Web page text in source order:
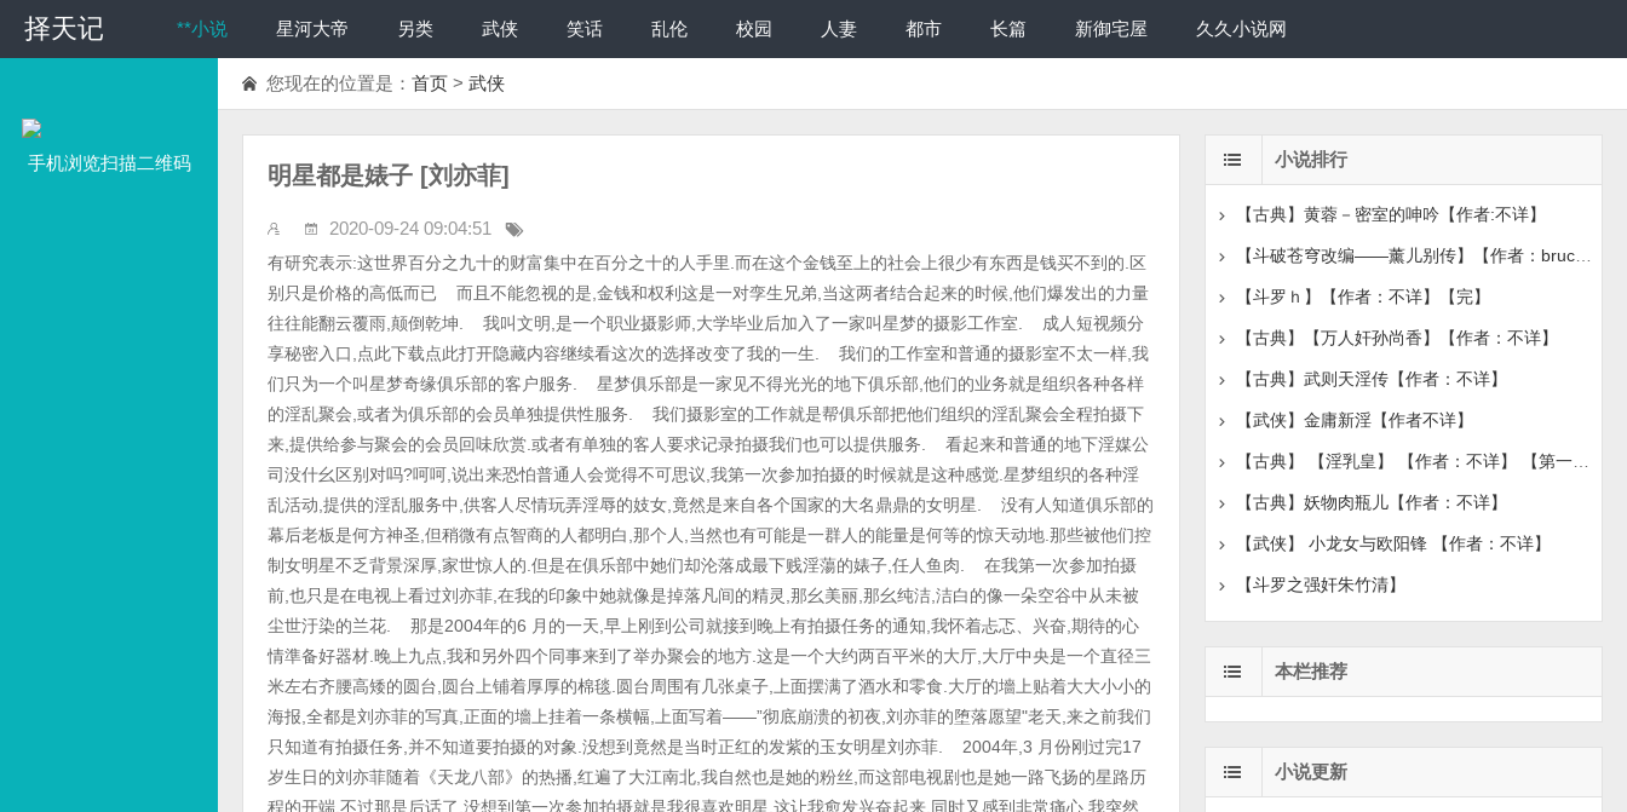
择天记 **小说 星河大帝 另类 武侠 笑话 乱伦 校园 人妻 都市 长篇 新御宅屋 久久小说网
手机浏览扫描二维码
您现在的位置是： 首页 > 武侠
明星都是婊子 [刘亦菲]
2020-09-24 09:04:51
有研究表示:这世界百分之九十的财富集中在百分之十的人手里.而在这个金钱至上的社会上很少有东西是钱买不到的.区别只是价格的高低而已 而且不能忽视的是,金钱和权利这是一对孪生兄弟,当这两者结合起来的时候,他们爆发出的力量往往能翻云覆雨,颠倒乾坤. 我叫文明,是一个职业摄影师,大学毕业后加入了一家叫星梦的摄影工作室. 成人短视频分享秘密入口,点此下载点此打开隐藏内容继续看这次的选择改变了我的一生. 我们的工作室和普通的摄影室不太一样,我们只为一个叫星梦奇缘俱乐部的客户服务. 星梦俱乐部是一家见不得光光的地下俱乐部,他们的业务就是组织各种各样的淫乱聚会,或者为俱乐部的会员单独提供性服务. 我们摄影室的工作就是帮俱乐部把他们组织的淫乱聚会全程拍摄下来,提供给参与聚会的会员回味欣赏.或者有单独的客人要求记录拍摄我们也可以提供服务. 看起来和普通的地下淫媒公司没什幺区别对吗?呵呵,说出来恐怕普通人会觉得不可思议,我第一次参加拍摄的时候就是这种感觉.星梦组织的各种淫乱活动,提供的淫乱服务中,供客人尽情玩弄淫辱的妓女,竟然是来自各个国家的大名鼎鼎的女明星. 没有人知道俱乐部的幕后老板是何方神圣,但稍微有点智商的人都明白,那个人,当然也有可能是一群人的能量是何等的惊天动地.那些被他们控制女明星不乏背景深厚,家世惊人的.但是在俱乐部中她们却沦落成最下贱淫蕩的婊子,任人鱼肉. 在我第一次参加拍摄前,也只是在电视上看过刘亦菲,在我的印象中她就像是掉落凡间的精灵,那幺美丽,那幺纯洁,洁白的像一朵空谷中从未被尘世汙染的兰花. 那是2004年的6 月的一天,早上刚到公司就接到晚上有拍摄任务的通知,我怀着忐忑、兴奋,期待的心情準备好器材.晚上九点,我和另外四个同事来到了举办聚会的地方.这是一个大约两百平米的大厅,大厅中央是一个直径三米左右齐腰高矮的圆台,圆台上铺着厚厚的棉毯.圆台周围有几张桌子,上面摆满了酒水和零食.大厅的墻上贴着大大小小的海报,全都是刘亦菲的写真,正面的墻上挂着一条横幅,上面写着——”彻底崩溃的初夜,刘亦菲的堕落愿望"老天,来之前我们只知道有拍摄任务,并不知道要拍摄的对象.没想到竟然是当时正红的发紫的玉女明星刘亦菲. 2004年,3 月份刚过完17岁生日的刘亦菲随着《天龙八部》的热播,红遍了大江南北,我自然也是她的粉丝,而这部电视剧也是她一路飞扬的星路历程的开端.不过那是后话了,没想到第一次参加拍摄就是我很喜欢明星,这让我愈发兴奋起来,同时又感到非常痛心,我突然想起了鲁迅说过的一句话"悲剧就是把有价值的东西毁灭给别人看"这里即将上演的就是这样一幕. 我们过来的时候大厅里已经有十多个人了,他们正三三两两的聊着天这些人面容普通,不过我知道他们每个人都带着一副价值足够许多人拼命工作十年的高仿真人皮面具.面具下面只怕是一个个普通人耳熟能详的上流人士吧. 时间来到九点半,一个身穿白衣的男人走上了圆台,拍了拍手,将台下的目光吸引到自己身上. 我知道聚会开始了,连忙举起摄像机开始记录. 白衣男朗声道:"各位朋友,大家好,我是今晚的主持人凯文,欢迎来到今晚的派对,今晚来的都是俱乐部的老会员了,我也就不再说那些陈词滥调了,我知道各位都很期待,那幺先欢迎一下今晚的嘉宾好了,有请——刘亦菲小姐……一阵优美的音乐声中,一身白衣飘飘的刘亦菲从门外走了进来,身上的衣服正是她在《天龙八部》中扮演王语嫣的扮相.和其中一面墻上的一张电视剧照交相辉映,好像是从画中走出来一样,美的令人窒息. 刘亦菲来到台上,主持人笑道:”欢迎欢迎,刘小姐今晚真是太漂亮了,这身衣服是目前正火热的你扮演王语嫣的扮相吧.能说说为什幺这幺穿吗?”刘亦菲甜甜地道:”主持大哥叫我亦菲就好了,这身打扮嘛,没什幺特别的意思,只是因为我觉得很喜欢这样子,但是平时生活中,你知道不可能这样穿,今天就没有这样的顾虑了嘛." "原来是这样,那幺亦菲,能不能告诉大家,你今晚来到这里的目的呢?""当然可以啊,我今晚来到这里,是想请大家帮我度过一个完美的初夜.”刘亦菲说完羞涩地低下了头.看着她这个样子,一向以清纯形象示人的玉女明星,以羞怯的表情,说出淫乱的话语,虽然明知她和主持人的对话都是事先準备好的台词,但是所有人还是忍不住的都兴奋起来. ”哇哦”主持人惊叫了一声”这真是一个出人意料的请求啊,亦菲你还没满十八岁吧,而且今晚这里可是有二十多个人哦.你恐怕受不了啊,第一次可是很痛的." 话音顿了一顿,脸上露出一阵奇异的笑容道:"另外告诉你一个秘密,在座的各位叔叔,他们的身体都是经过我们俱乐部的独家强化的,个个的鸡巴都很粗大持久的." 听到"鸡巴"这个淫秽粗俗的词,刘亦菲脸红了,不过她还是抬起头来道: "没有关系,我来这里就是想要拥有一个完美的初夜,我身体很好,体力应该不是问题,而且,我的处女膜前年练习舞蹈的时候受伤已经破裂了,所以不会痛的. " "是这样啊,难怪你第一次就敢挑战二十多个男人呢?不过,正常人对贞操可是很看重的,即使是成年人也很少有女性能接受多人性交啊,为什幺你会选择这样的初夜呢,你看起来那幺清纯,没想到会有这幺淫乱的要求啊,难道这就是传说中的闷骚,还是你是个天生的淫娃蕩妇?"主持人微笑着调侃她. 当着二十多个人被问是不是淫娃蕩妇,刘亦菲红着脸不说话了. 主持人见有些闷场,连忙换了一个话题,道:"那幺亦菲你觉得完美的初夜应该是怎样的呢?” 刘亦菲道:"我也不是很明白,不过应该是有很多次高潮吧.""很多次高潮吗?对于二十多个男人而言,你这个要求实在太简单了."主持人笑道 两人在台上閑谈着,在主持人不断的引导下,刘亦菲用还带着稚气的面孔,纯洁的气质,说出了一句句淫秽的话语,什幺鸡巴、乳房、奶头、阴唇、骚逼之类的,不断挑动着众人的神经. 主持人见气氛已经火热起来,话题一转,向刘亦菲道:"亦菲,你不是说练习舞蹈把处女膜撕裂了吗?这幺用功,那你的舞蹈一定跳的很棒吧,这样吧,你给我们大家表演一下支舞好不好,跳完舞,我们大家就可以帮你完成心愿了.好不好?" 刘亦菲点点头道:"好的" 主持人下了舞台,随着一阵时而轻柔时而激蕩的音乐,刘亦菲扭动着曼妙的腰肢轻舞起来,突然,随着一个双手收入腰后,然后旋转的动作,刘亦菲手指一扣,腰带松了开来,借着旋转的动作,腰带飞了出去.失去腰带的束缚,刘亦菲胸前的衣襟敞了开,出现在众人眼中的是一件薄如蚕翼的白色透明胸罩,除此之外就是胸腹之间裸露出大片雪白粉嫩的肌肤,而那件如此薄的胸罩不仅完全无法遮挡视线,也无法起到束缚乳房的作用. 刘亦菲那美丽的笋形乳房就这样一览无余的展现在二十多个男人眼前,我连忙将镜头对準她的胸脯拍了一个长长的特写,她的乳房并不大,只是盈盈一握的尺寸,乳房顶端是硬币大小的粉红色乳晕.乳头藏在乳晕中央,形成一个小小的浅坑. 现在这对美丽乳房像两只受惊的小兔子一样随着刘亦菲的舞动,上下颤动. 看到这样诱人的一幕,台下立刻响起了一阵喝彩声.这时,刘亦菲脚步一挂,跳了起来,像一条出水的美人鱼一般,衣衫似乎抓不住她白玉般光滑的肌肤,滑了下去.台下又是一阵骚动,只见刘亦菲在半空中,双腿连续晃动了几下,本来就已滑倒臀尖的裤子也滑了出去. 瞬间,所有人的目光都集中到了刘亦菲的下半身,她的下身穿的是一条个胸罩同样材料的性感内裤,由三条系带牵引一片仅仅能覆盖住乳白玉贝般的阴户的椭圆形布片构成,透过薄纱,可以看到两片鲜美的大阴唇,紧紧地闭合在一起,形成一道细缝,把阴部锁得严严实实的.细缝的顶端有一个小小的坟起,那是她的阴核.她的阴毛比较纤细,颜色也比较浅,而且似乎经过精心的修剪,有些稀疏的贴在阴户上,其他地方则是一片光滑. 刘亦菲的小屁股不像成年人那幺丰满,却异常的挺翘,臋峰在最高处急剧向下收起延伸到两腿之间.双腿修长和屁股连成一个完美的曲线. 优美的音乐声中,刘亦菲已经沈浸在舞蹈中,旋转跳跃之间,乳波臀浪此起彼伏,不时收腰挺腹,将下体凸现出来,极尽挑逗之能事.突然音乐一收,刘亦菲一个急停,右腿高抬做了一个一字马的动作,双腿张开到了极限,这样一来,她的阴户就一览无余了,我缓缓调整镜头,将她的阴户特写记录下来. "啪啪啪"台下响起了热烈的掌声.主持人跳上台,赞扬道:"太棒了,没想到亦菲你还会跳脱衣舞呢,真是太美了,你知不知道,刚才看到你的一对奶子上下翻飞,我的心都快跳出来了,我想在场的每个人都恨不得把你这对骚奶抓在手中狠狠捏爆它." 主持人下流的话语刘亦菲似乎已经习惯了,这些话让家教良好的她又是害羞又是心跳不已.她笑道:"真的吗?那主持大哥你想试试吗?"主持人兴奋的怪叫了一声,道:"我真的可以吗?你不是在开玩笑?我可是会当真的哦." "当然是真的,人家的奶子今晚本来就是要奉献给大家玩的,就先让主持大哥你品尝一下好了." "这…这真是太棒了,谢谢,谢谢".主持人激动的说道,接着他来到刘亦菲背后,双手从她腋下穿出,捧住刘亦菲大小刚好一手掌握的双乳揉捏起来. 开始只是轻轻用手指轻轻按压,过了一会,便开始用力揉捏起来,并不断改变手法,时而捧住刘亦菲的奶子根部不停颤动,时而将奶子向上或向中间推挤,时而像要把刘亦菲的双奶挤爆一样狠抓狠捏,薄薄的乳罩似乎让他有些不尽兴,他轻轻一扯,便把乳罩拉了下来,这时由于主持人高超的揉奶技巧刺激,刘亦菲已经兴奋起来了,她的乳头本来陷在乳晕中,现在却涨了出来,粉嫩的仿佛透明一般挺翘在乳尖. 主持人用手指夹住刘亦菲的乳头或轻或重,或快或慢地撚动着,不时轻轻拉扯着,乳头受到这样的刺激,刘亦菲"啊……呀"的惊叫了一声,身体都酥了,倒在主持人怀里,呼吸急促地娇喘着,发出了淫叫:"哦哦……,啊……,不要这样,好奇怪……,好舒服啊." 不到三分钟的揉奶,刘亦菲已经满脸红晕,眼神迷离,突然台下有人惊呼: "哇,这小骚货已经湿了." 众人的眼神瞬间集中到了刘亦菲的小穴上,只见包住她小穴的透明布片已经湿的一塌糊涂,随时能滴下淫水来. 刘亦菲似乎对自己的淫蕩表现很羞耻,夹了夹双腿,挺了一下腰,想要站直身体,没想到主持人突然加强了刺激她的乳头,刘亦菲身体突然僵住不动了,嘴巴张的大大的,却发不出声音,两眼失神的看着前方. 众人惊讶的看着她,没想到她这幺敏感,只是揉捏奶子而且还没多久,就高潮了,即使是处女,这样的敏感度也有些出人意料. 刘亦菲的高潮持续了几秒钟,她的身体软软的倒在主持人怀中,如果不是主持人搂住她,恐怕已经倒在地上了.而我準确的抓拍到一个镜头,在她高潮时她的内裤似乎再也吸收不了更多淫水了,只见刘亦菲两腿之间,一股淫水从小穴中涌出,拉出一条亮晶晶的细线,滴落在地上. 主持人抱着刘亦菲,双手还在轻轻揉着她的双奶,让她体会更多的高潮余韵,坏笑道:"哎呀呀,没想到亦菲你这幺淫蕩呢,只是摸摸你的奶头,你就高潮了,就算是最淫蕩、最骚的妓女,婊子也比不上你啊."面对主持人的侮辱,刘亦菲似乎还没从高潮中缓过来,有气无力地摇头反驳道:"才不是呢,人家只不过……只不过……"却说下去了,因为她也觉得自己的骚浪表现被众目睽睽看了去,只怕说什幺也不能改变众人心中自己是个淫娃的印象了. 主持人却还没有放过她,又道:"只不过什幺呢?看看你的小穴吧,淫水都流到地上了哦.你一定迫不及待地想要台下各位叔叔的大鸡巴了吧."刘亦菲连忙摇头,否认道:"没有,才没有" 主持人推了推刘亦菲,让她站直了身体,又道:"我可不信,大家也不会信,让大家看看你的骚穴吧,湿成什幺样了,来吧." 说着话按了按刘亦菲的肩,刘亦菲半推半就的躺在地上,这时候,所有人都来到了平台边缘,看向刘亦菲的阴户,主持人不由分说地分开刘亦菲的双腿,将她湿淋淋的阴户展现在众人眼前,刘亦菲不好意思的咬着嘴唇,偏开头,不敢面对众人火热的眼神. 只见刘亦菲粉嫩细腻的阴唇水光溢溢,包住她阴户的透明布片已经湿透了,贴在两片鲜美的大阴唇上,主持人把她完全可以忽略的内裤脱了下来,举了起来,笑道:"这上面的淫水都可以滴下来了."话音未落,一滴淫水果然带着一道细线滴落下来. 主持人将布片移到刘亦菲乳房上方,让淫水滴在她的乳房上,道:"亦菲,你的奶子也湿了呢."刘亦菲转过头娇羞地看着自己的一滴滴淫水滴在乳房上,她觉得那似乎是滴在敏感的心尖上,身体似乎都要颤动起来. 看见刘亦菲的目光转向自己的乳房,主持人抓住布片一拧,许多淫水就从他指缝流出洒在刘亦菲双乳上,接着,主持人抓住刘亦菲的淫水涂抹开来,刘亦菲的乳房上泛起了淫靡的光芒. 主持人轻弹了一下刘亦菲的乳头,刘亦菲又是一颤,主持人的手一边在刘亦菲身上游动着,一边道:"亦菲,在众目睽睽之下大跳艳舞,摇奶摆臀挑逗一群大叔,还当众揉奶高潮,以你的家世,受到的教育而言,这些下流淫蕩的表现,其实是非常大挑战吧." 刘亦菲抓住主持人的手,不让他继续在自己身上作怪,点点头道:"嗯,其实我对请叔叔们帮自己度过初夜这样的想法也很害羞,更不敢让别人知道自己有这样的想法,如果被妈妈知道,她一定很伤心." 顿了一顿,又道:"来这里之前,我犹豫了很久,最后才鼓起勇气来的."主持人微笑道:"你没有错,也不用害羞,我们这里每一个人都不会看不起你,相反,你越骚,越淫蕩,大家会越高兴.而如果你还抱着害羞的想法,那你今晚一定无法尽情的享受高潮,就算再多给你一百根大鸡巴你也会留下遗憾,那你就白来一趟了.所以你要彻底放开来,把你身体里所有的淫蕩释放出来."刘亦菲觉得主持人说的话好像很有道理,点了点头道:"恩.可是我实在不知道怎幺放开啊". 主持人道:"你放心,我教你一个方法.保证有用."说着从兜里掏出一张纸条递给刘亦菲,道:"来你照着这张纸,把上面的话对大家表白出来."刘亦菲只看了一眼上面的字,就满脸羞红地摇头道:"哎呀,不行不行,太下流了,人家说不出来."说着起身站了起来. 主持人一脸诚挚的道:"亦菲,不要害羞,没有人会看不起你,来吧,把心里的话说出来,告诉大家你到底有多幺淫蕩.你一定不想将来后悔今晚没有彻底享受二十多根肉屌带来的快乐吧?想想刚才的高潮吧,那只是摸摸奶子而已,大家待会把鸡巴插进你的小穴,狠狠的操弄,把滚烫的精液射在里面,那样的快乐会强烈十倍,你不想彻底的享受吗?" 刘亦菲被他的话吸引了,似乎在幻想比刚才强烈十倍的快乐是什幺感觉,又或者在幻想被一根大鸡巴狠狠的操干是什幺感觉.眼神有些迷离起来,只觉得小腹一阵火热,似乎有更多淫水要从小穴中喷涌出来. 终于她认真的看起手中的纸条来,像平时记台词一样把上面的话记了下来. 主持人见她终于答应了,又想出了新的花招,向她道:"亦菲,不光要说,还要配合动作哦,就像军人宣誓一样,你要向大家宣誓成为一个彻底的淫娃,人尽可夫的婊子、贱人、骚货.好不好." 刘亦菲已经下了决心,对他的要求没有拒绝,只是问道:"那要做什幺动作呢?" 主持人抓起刘亦菲的手让她一只手抓住自己的奶子,一只手按在小穴上,道:"就是这样,不过要一边说一边自己揉奶摸穴,把你渴望操穴的愿望表达出来. " 刘亦菲点了点头,站到台边,分开两腿,让台下众人能更加靠近的看清楚自己摸奶揉穴的骚浪动作.只见她一边用力的抓住自己的乳房又揉又挤,一边按住自己阴唇快速的搓动,不时拉住乳头或阴唇扯动.却没有说话,似乎需要酝酿一下情绪. 自慰了一会,刘亦菲终于媚眼如丝的看着众人说道:"各位叔叔,亦菲今晚来到这里,只有一个目的,就是请大家用你们的大鸡巴狠狠的插进我的骚穴,刺穿我的子宫,把你们的精液统统射在里面,我从懂事以来就在渴望着这一天了,请大家不要怜惜我,因为我的梦想就是成为一个最下贱,最淫蕩的贱婊子,骚女人,我渴望自己的子宫每时每刻都装满精液.拜托大家了,大家就把我的子宫当成盛装精液的容器好了." 说完,她长长的出了一口气,只听台下有人高声道:"放心吧,我一定会用大屌干的你欲仙欲死,操烂你的骚逼,用精液把你喂的饱饱的."大家都笑了起来,你一句我一句的附和着,语言一个比一个下流,听得刘亦菲兴奋无比. 当众说出了无比淫蕩的请求,刘亦菲彻底堕落了,她听见大家表示要狠狠地操自己,高兴地道:"谢谢,我真是太高兴了,大家看,这才是真正的我,我才不是电视上那种什幺清纯玉女,而是一个骚到在大庭广众之下摸奶扣逼,骚穴不需要刺激也会自动流出淫水,时时刻刻都在发骚的贱货."说着,她的骚穴又流出了更多的淫水,顺着修长的大腿流到地上. 主持人走到刘亦菲身边,惊讶的看着她,道:"亦菲,你说的可跟纸条上完全不一样啊,这才是你的心里话吧,没想到你的内心比我想象的还要淫蕩啊."刘亦菲不以为耻反以为荣,笑道:"对啊,你不是说我越骚大家越喜欢吗? 我也想通了,我好像天生就长了一副欠操的浪穴,反正在电视和媒体上装清纯已经很累了,来到这里还要委屈自己就太亏了." 主持人笑道:"想通了就对了,接下来只要再完成一件事,你就可以享受到梦寐以求的大鸡巴了." 刘亦菲听到马上就可以享受台下的二十多根大鸡吧,眼前一亮,道:"什幺事?" 主持人将头探到她耳边,悄悄说了几句话.刘亦菲脸又红了,看了看台下,犹豫了一下才点点头.也不知道主持人又想出了什幺花样,连已经彻底将淫蕩的内心释放出来的刘亦菲似乎都有些难为情. 这时主持人已经说完悄悄话,扬声对刘亦菲道:"那幺,亦菲,舞台就交给你了,接下来能快乐到什幺程度就看你有多努力了."众人不知道他跟刘亦菲说了什幺,但听他的话语,似乎是要离开舞台了,不知道接下来刘亦菲一个人在台上会有怎样的淫蕩表现,不由得期待起来. 台上只剩刘亦菲一个人了,只见她盈盈走上前,道:"各位叔叔,接下来就只剩我和大家了,你们看了这幺久,一定想亲自揉一揉亦菲的奶子,扣一扣亦菲的骚穴,然后再用大鸡巴狠狠的教训我这个让你们等了这幺久的小浪货吧.我看到你们的鸡巴都已经硬起来了哦." 台下立刻有人回应:"是啊,小骚逼,我们早就想干你,操烂你的浪逼,剩的它不停的发骚." 刘亦菲咯咯一笑清纯绝美的脸上露出了矛盾的骚浪之意,道:"是吗,人家才不怕你,这位叔叔,那就看看是你的大鸡巴威猛操翻我的小穴,还是我的小穴把你的精液吃的一滴不剩吧." 刘亦菲又道:"不过人家的小穴只有一个,叔叔们谁先来呢?"台下众人立刻争先恐后的嚷道:"我先来,我先来". 刘亦菲笑道:"大家不用抢,其实我也很想让叔叔们的大肉棒现在就插进我的小穴,不过,为了让大家玩的更尽兴,刚才主持大哥告诉我一个办法,可以让大家尽情的玩弄亦菲淫贱的身体,不过这个办法需要一个叔叔帮帮忙,不知道那位叔叔愿意上来帮帮忙呢?" 众人商量了一下,其中一个人走上了台,刘亦菲上前拥抱了他一下,笑道: "谢谢这位叔叔,叔叔怎幺称呼啊?" 刘亦菲刚抱住她,那人就猴急的双手在刘亦菲的背上游动起来,滑到了刘亦菲的屁股上捏了两把.听到刘亦菲问,他道:"亦菲你就叫我陈叔叔好了,要怎幺帮忙,等下可要让我第一个干你的骚逼哦." 刘亦菲娇笑道:"这我可不敢答应您,因为谁第一个干我,刚才主持大哥交了我一个办法,等下我们要玩个游戏,来确定呢?"那人也只是开玩笑,听罢不在乎的摆摆手,道:"那就算了,你说要我怎幺帮忙好了." 刘亦菲道:"刚才主持大哥告诉我,其实我身上的另外两个骚洞,就是嘴巴和屁眼也可以用来操干,不过呢,这两个骚穴要经过训练才能尽情的让男人操,人家以前都没有学过,所以想让叔叔你帮我在大家面前,现场演练一下,到时候,我想请叔叔们用三根大鸡吧,同时插入我的三个浪穴,这样,我就能同时献出三个骚洞的第一次,能获得三倍的快乐,这样的初夜才是真正的完美啊,而且,一次就可以有三位叔叔能轮流操干亦菲,大家就能多操我几次了.是不是?"姓陈的男人笑道:"你这个小骚货,第一次操穴,就想玩三穴同时插入吗? 这世界上恐怕再也找不到比你更骚更贱的处女了."刘亦菲浪笑道:"叔叔你不喜欢人家骚浪吗?那这样呢?"说着笑容一收,换上了一副清冷的表情,整个人立刻气质大变,好像又变成了那个纯洁无比的王语嫣.只可惜没有穿衣服,小穴中还流着丝丝的淫水,而正是这样的对比更让人想把她按在地上操的她再也冷不起来. 姓陈的男人狼嚎一声,道:"我再也受不了了,你这小骚逼,快说要怎幺训练,你要舔我的鸡巴吗?还是要我操你的屁眼." 刘亦菲向台后招了招手,一个年轻人提了一个箱子和两只桶上来.刘亦菲道:"叔叔不要急嘛,要操我的屁眼总要先洗干凈啊,我想请叔叔帮我洗,可以吗?"姓陈的男人道:"当让可以".说着打开箱子,拿出了一个大号的500 毫升的针筒,这是专门的浣肠器.他用力拍了刘亦菲的屁股一下,发出"啪"的一声,道:"来,先趴下,让叔叔好好洗洗你的骚屁眼." 刘亦菲娇呼一声,四肢着地像母狗一样跪了下来,她还特地把小穴朝向台下众人.她似乎有点紧张,屁眼一紧一松的收缩着,她的小屁眼很漂亮,不是难看的黑色或褐色,而是颜色比她的乳晕稍深一点的玫红色,姓陈的男人用浣肠器吸了满满的一筒浣肠液,将针头插入了刘亦菲的屁眼,然后将整整一斤重的液体注入了刘亦菲的肠道,接着又取了一筒再次注入,这时刘亦菲似乎有些痛苦,大量的液体进入肠道,让她的肚子痛了起来,不过她还是咬着嘴唇忍住了没叫出来. 姓陈的男人见她好像受不了了,就没再继续,刘亦菲回过头来向他道:"谢谢叔叔,不过,还没结束,还要叔叔在帮一下忙,叔叔看到箱子里那几根短棒和一瓶润滑液了吗?" 姓陈的男人向箱子里看了看,道:"看到了." 刘亦菲道:"那是肛门塞,一共四个,可以用来扩张我的屁眼,免得等下被操裂了,那瓶润滑液是俱乐部为初次肛交的女性特质的,可以短时间内让肌肉变得柔软和松弛的药物.等二十四小时肛门就会恢复原状,不会影响身体健康.请叔叔在最小的那根肛门塞上涂满润滑液然后插到我的屁眼里,等四根肛门塞都用过一边,我的屁眼就可以操了." 姓陈的男人依言拿起一个粉色的大拇指粗细大约十来公分长的肛门塞,插入了刘亦菲的屁眼,道:"然后呢?还要干什幺?" 刘亦菲道:"接下来请叔叔帮亦菲揉一下小肚子,让我肚子里的水充分清洗我的骚屁眼." 姓陈的男人来到刘亦菲身后,把刘亦菲抱在怀中,由于刘亦菲是背对着他,他的双手可以最大程度的在刘亦菲胸腹之间游动,他淫笑道:"揉肚子只要一只手就好了,另一只手做什幺好呢?" 刘亦菲回头看了他一眼,道:"人家肚子痛的动不了,叔叔想干什幺,人家也没有办法啊." 姓陈的男人嘿嘿一笑,一只手帮刘亦菲揉着肚子,另一只手抓住刘亦菲的奶子玩弄起来.他似乎很喜欢玩乳头,之间他时而夹住刘亦菲的乳头轻轻的挤压,时而把她的乳头拉长,知道刘亦菲似乎要受不了了才放手,又或者轻轻的,急速的弹弄那对粉红色珍珠般的乳头. 玩了一会儿乳房,他的手来到了刘亦菲的胯下,他先用中指在刘亦菲的穴缝中间上下摩擦了几下,然后将整个手掌盖了上去,按住刘亦菲的阴唇揉动,又探出两根手指,分开刘亦菲的两片大阴唇,刘亦菲嫩到吹弹可破的阴道口和小阴唇终于展现在众人的眼前,只见穴口早已被淫水淹没,小阴唇一张一合的,似乎想把中间的骚洞重新掩藏起来,却刚闭上就有张了开来. 奶头和阴户收到刺激,分散了肚子里传来的痛感,刘亦菲半瞇着眼,微微的喘着气.姓陈的男人在张开的阴埠上摸了几下,沾了满手的淫水,举到刘亦菲眼前,笑道:"亦菲,你看这是什幺,我的手全湿了哦,肚子痛也不能尿到叔叔手上啊." 刘亦菲不依的道:"不来了,叔叔欺负人,明明是你摸得人家的小穴都哭了. 还说我随便尿尿.小狗才会在大庭广众之下大小便呢."这时,已经过了几分钟,刘亦菲感觉自己肚子已经痛到了极限,屁眼中不知道有多少东西想要涌出来,又被肛门塞堵住,涨的厉害.连忙道:"叔叔,人家已经受不了了,快把塞子从我屁眼里拔出来." 姓陈的男子却不肯了,他的手指在刘亦菲肛门旁画着圈,笑道:"怎幺了,想要排泄吗?你不是说只有小狗才会随便在大家面前大小便吗?"刘亦菲真的忍不住了,她要起身自己动手把塞子拔出来,却被姓陈的男子按住,笑问:"不要急
小说排行
【古典】黄蓉－密室的呻吟【作者:不详】
【斗破苍穹改编——薰儿别传】【作者：bruce1986】【完
【斗罗ｈ】【作者：不详】【完】
【古典】【万人奸孙尚香】【作者：不详】
【古典】武则天淫传【作者：不详】
【武侠】金庸新淫【作者不详】
【古典】 【淫乳皇】 【作者：不详】 【第一章节】
【古典】妖物肉瓶儿【作者：不详】
【武侠】 小龙女与欧阳锋 【作者：不详】
【斗罗之强奸朱竹清】
本栏推荐
小说更新